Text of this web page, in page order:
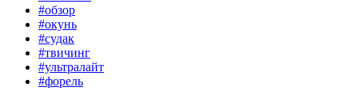
#обзор
#окунь
#судак
#твичинг
#ультралайт
#форель